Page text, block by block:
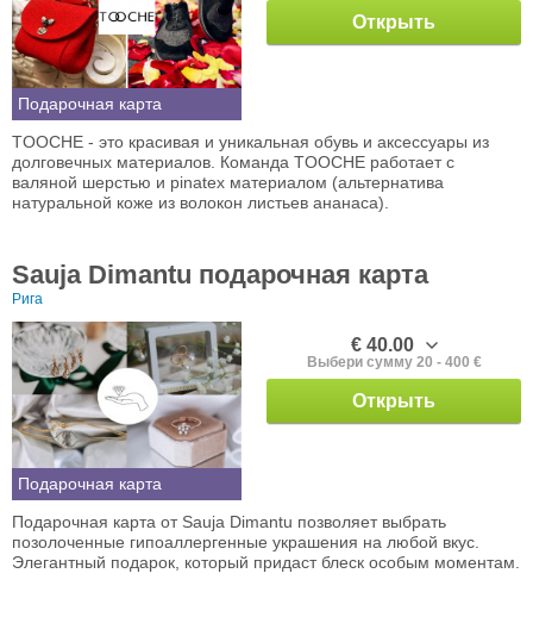
Подарочная карта
Открыть
TOOCHE - это красивая и уникальная обувь и аксессуары из
долговечных материалов. Команда TOOCHE работает с
валяной шерстью и pinatex материалом (альтернатива
натуральной коже из волокон листьев ананаса).
Sauja Dimantu подарочная карта
Рига
Подарочная карта
€ 40.00
Выбери сумму 20 - 400 €
Открыть
Подарочная карта от Sauja Dimantu позволяет выбрать
позолоченные гипоаллергенные украшения на любой вкус.
Элегантный подарок, который придаст блеск особым моментам.